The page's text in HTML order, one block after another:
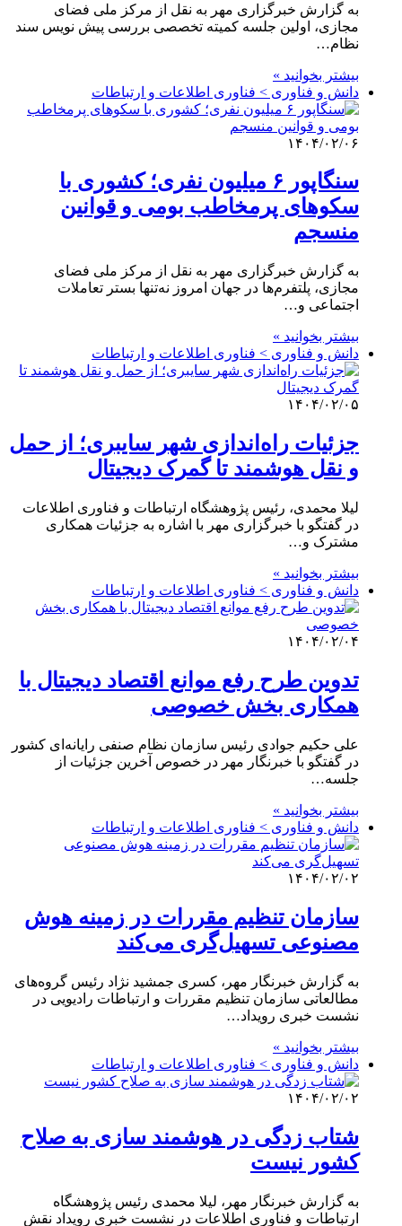
به گزارش خبرگزاری مهر به نقل از مرکز ملی فضای
مجازی، اولین جلسه کمیته تخصصی بررسی پیش نویس سند
نظام…
بیشتر بخوانید »
دانش و فناوری > فناوری اطلاعات و ارتباطات
۱۴۰۴/۰۲/۰۶
سنگاپور ۶ میلیون نفری؛ کشوری با
سکوهای پرمخاطب بومی و قوانین
منسجم
به گزارش خبرگزاری مهر به نقل از مرکز ملی فضای
مجازی، پلتفرم‌ها در جهان امروز نه‌تنها بستر تعاملات
اجتماعی و…
بیشتر بخوانید »
دانش و فناوری > فناوری اطلاعات و ارتباطات
۱۴۰۴/۰۲/۰۵
جزئیات راه‌اندازی شهر سایبری؛ از حمل
و نقل هوشمند تا گمرک دیجیتال
لیلا محمدی، رئیس پژوهشگاه ارتباطات و فناوری اطلاعات
در گفتگو با خبرگزاری مهر با اشاره به جزئیات همکاری
مشترک و…
بیشتر بخوانید »
دانش و فناوری > فناوری اطلاعات و ارتباطات
۱۴۰۴/۰۲/۰۴
تدوین طرح رفع موانع اقتصاد دیجیتال با
همکاری بخش خصوصی
علی حکیم جوادی رئیس سازمان نظام صنفی رایانه‌ای کشور
در گفتگو با خبرنگار مهر در خصوص آخرین جزئیات از
جلسه…
بیشتر بخوانید »
دانش و فناوری > فناوری اطلاعات و ارتباطات
۱۴۰۴/۰۲/۰۲
سازمان تنظیم مقررات در زمینه هوش
مصنوعی تسهیل‌گری می‌کند
به گزارش خبرنگار مهر، کسری جمشید نژاد رئیس گروه‌های
مطالعاتی سازمان تنظیم مقررات و ارتباطات رادیویی در
نشست خبری رویداد…
بیشتر بخوانید »
دانش و فناوری > فناوری اطلاعات و ارتباطات
۱۴۰۴/۰۲/۰۲
شتاب زدگی در هوشمند سازی به صلاح
کشور نیست
به گزارش خبرنگار مهر، لیلا محمدی رئیس پژوهشگاه
ارتباطات و فناوری اطلاعات در نشست خبری رویداد نقش